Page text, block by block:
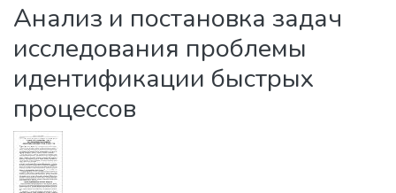
Анализ и постановка задач
исследования проблемы
идентификации быстрых
процессов